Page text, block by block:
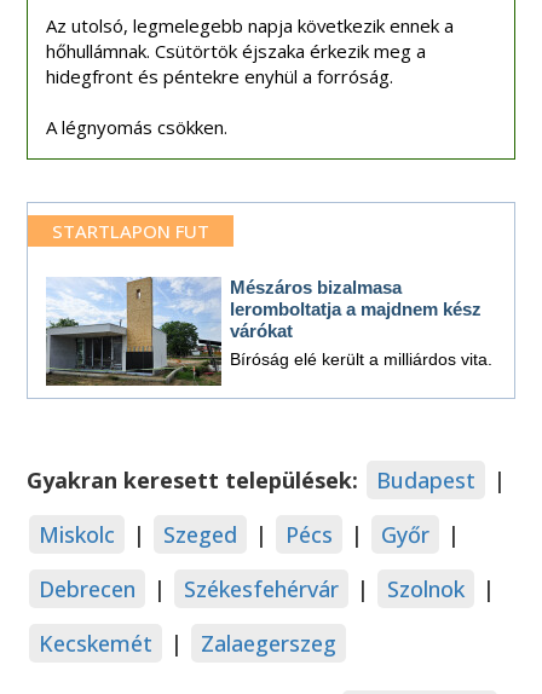
Az utolsó, legmelegebb napja következik ennek a
hőhullámnak. Csütörtök éjszaka érkezik meg a
hidegfront és péntekre enyhül a forróság.
A légnyomás csökken.
STARTLAPON FUT
Mészáros bizalmasa
leromboltatja a majdnem kész
várókat
Bíróság elé került a milliárdos vita.
Gyakran keresett települések: Budapest
|
Miskolc
| Szeged | Pécs | Győr
|
Debrecen
| Székesfehérvár | Szolnok
|
Kecskemét
| Zalaegerszeg